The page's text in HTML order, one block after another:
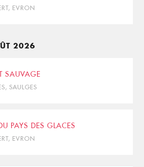
EVRON
2026
SAUVAGE
SAULGES
PAYS DES GLACES
EVRON